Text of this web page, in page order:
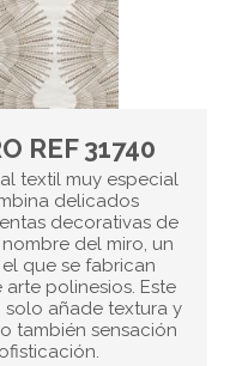
REF 31740
textil muy especial
delicados
decorativas de
del miro, un
que se fabrican
polinesios. Este
solo añade textura y
también sensación